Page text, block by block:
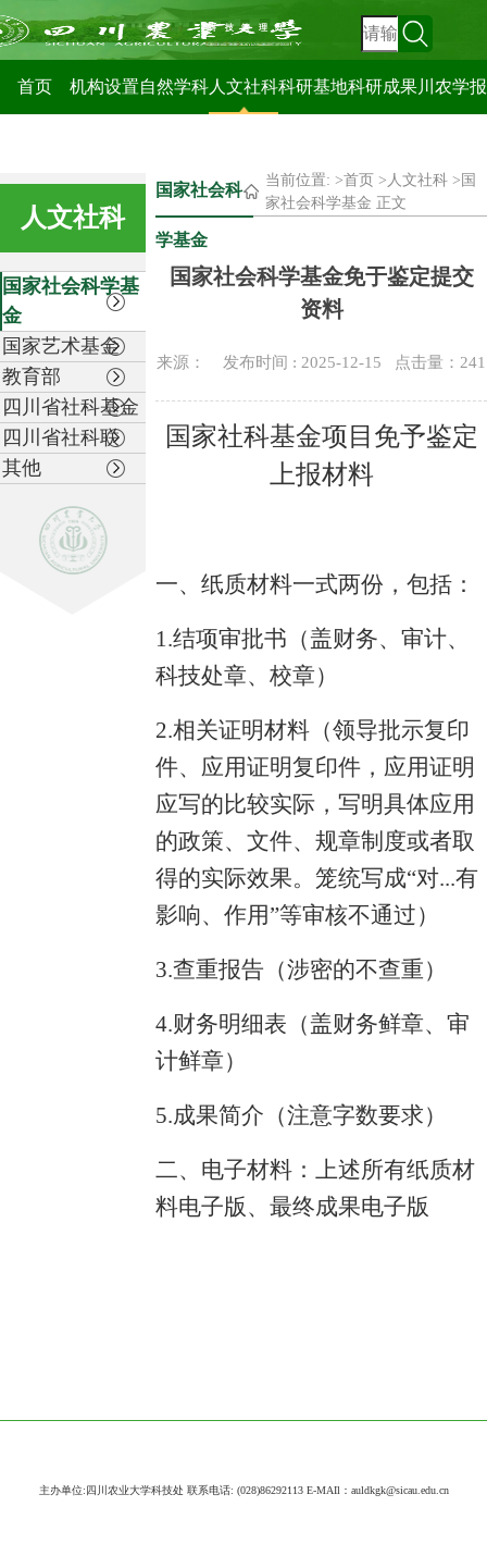
科技管理处
首页 机构设置自然学科人文社科科研基地科研成果川农学报
人文社科
国家社会科学基
金
国家艺术基金
教育部
四川省社科基金
四川省社科联
其他
国家社会科
学基金
当前位置: >首页 > 人文社科 > 国
家社会科学基金 正文
国家社会科学基金免于鉴定提交
资料
来源： 发布时间 : 2025-12-15 点击量：241
国家社科基金项目免予鉴定
上报材料
一、纸质材料一式两份 ，包括 ：
1.结项审批书（盖财务、审计、
科技处章、校章）
2.相关证明材料（领导批示复印
件、应用证明复印件，应用证明
应写的比较实际，写明具体应用
的政策、文件、规章制度或者取
得的实际效果。笼统写成“对...有
影响、作用”等审核不通过）
3.查重报告（涉密的不查重）
4.财务明细表（盖财务鲜章、审
计鲜章）
5.成果简介（注意字数要求）
二、 电子材料：上述所有纸质材
料电子版、最终成果电子版
主办单位:四川农业大学科技处 联系电话: (028)86292113 E-MAIl：auldkgk@sicau.edu.cn